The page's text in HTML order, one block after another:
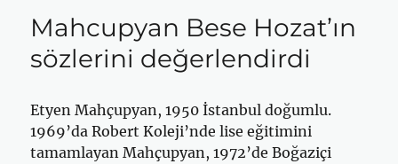
Mahcupyan Bese Hozat’ın
sözlerini değerlendirdi
Etyen Mahçupyan, 1950 İstanbul doğumlu.
1969’da Robert Koleji’nde lise eğitimini
tamamlayan Mahçupyan, 1972’de Boğaziçi